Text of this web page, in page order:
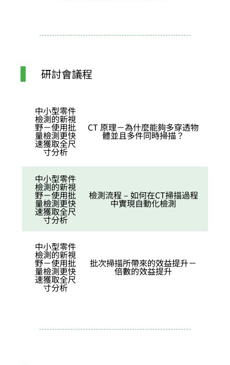
研討會議程
中小型零件
檢測的新視
野－使用批
量檢測更快
速獲取全尺
寸分析
CT 原理－為什麼能夠多穿透物
體並且多件同時掃描？
中小型零件
檢測的新視
野－使用批
量檢測更快
速獲取全尺
寸分析
檢測流程 – 如何在CT掃描過程
中實現自動化檢測
中小型零件
檢測的新視
野－使用批
量檢測更快
速獲取全尺
寸分析
批次掃描所帶來的效益提升－
倍數的效益提升